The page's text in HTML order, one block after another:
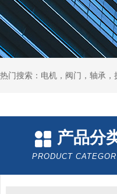
热门搜索：电机，阀门，轴承
产品分
PRODUCT